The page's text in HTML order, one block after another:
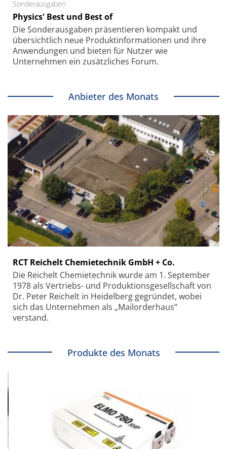
Sonderausgaben
Physics' Best und Best of
Die Sonder­ausgaben präsentieren kompakt und
übersichtlich neue Produkt­informationen und ihre
Anwendungen und bieten für Nutzer wie
Unternehmen ein zusätzliches Forum.
Anbieter des Monats
RCT Reichelt Chemietechnik GmbH + Co.
Die Reichelt Chemietechnik wurde am 1. September
1978 als Vertriebs- und Produktionsgesellschaft von
Dr. Peter Reichelt in Heidelberg gegründet, wobei
sich das Unternehmen als „Mailorderhaus“
verstand.
Produkte des Monats